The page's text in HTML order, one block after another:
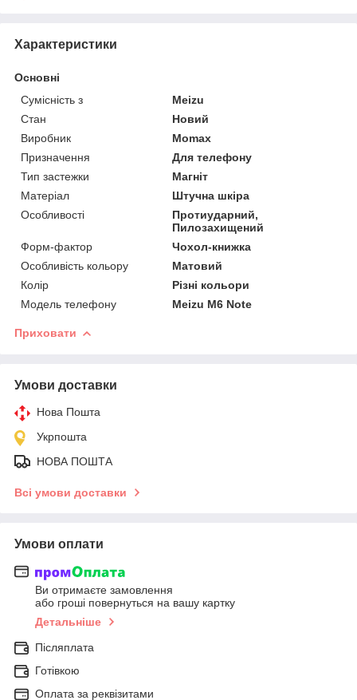
Характеристики
Основні
Сумісність з
Meizu
Стан
Новий
Виробник
Momax
Призначення
Для телефону
Тип застежки
Магніт
Матеріал
Штучна шкіра
Особливості
Протиударний,
Пилозахищений
Форм-фактор
Чохол-книжка
Особливість кольору
Матовий
Колір
Різні кольори
Модель телефону
Meizu M6 Note
Приховати
Умови доставки
Нова Пошта
Укрпошта
НОВА ПОШТА
Всі умови доставки
Умови оплати
Ви отримаєте замовлення
або гроші повернуться на вашу картку
Детальніше
Післяплата
Готівкою
Оплата за реквізитами